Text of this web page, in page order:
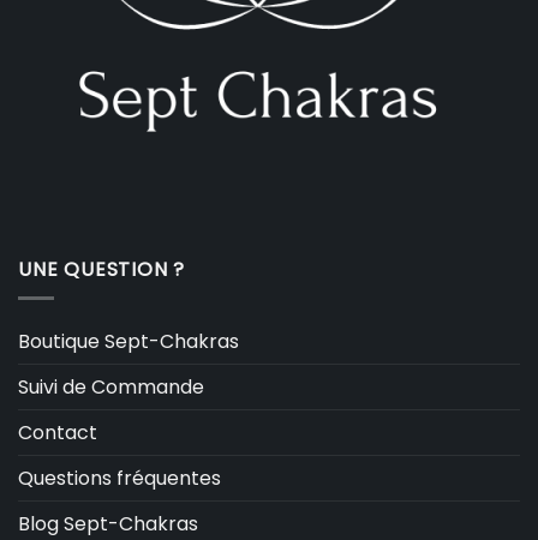
UNE QUESTION ?
Boutique Sept-Chakras
Suivi de Commande
Contact
Questions fréquentes
Blog Sept-Chakras